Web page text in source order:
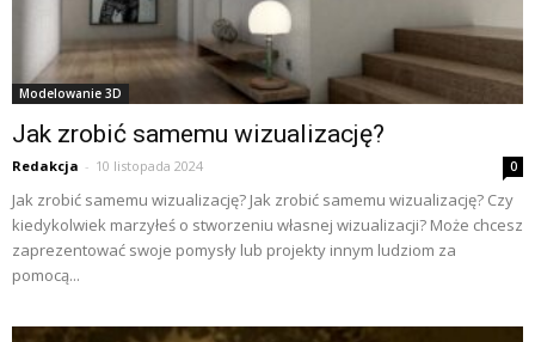
Modelowanie 3D
Jak zrobić samemu wizualizację?
Redakcja - 10 listopada 2024 0
Jak zrobić samemu wizualizację? Jak zrobić samemu wizualizację? Czy
kiedykolwiek marzyłeś o stworzeniu własnej wizualizacji? Może chcesz
zaprezentować swoje pomysły lub projekty innym ludziom za
pomocą...